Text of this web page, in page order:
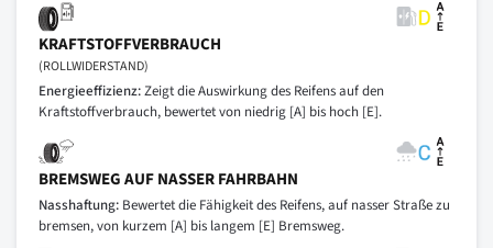
KRAFTSTOFFVERBRAUCH
(ROLLWIDERSTAND)
Energieeffizienz:Zeigt die Auswirkung des Reifens auf den
Kraftstoffverbrauch, bewertet von niedrig [A] bis hoch [E].
BREMSWEG AUF NASSER FAHRBAHN
Nasshaftung: Bewertet die Fähigkeit des Reifens, auf nasser Straße zu
bremsen, von kurzem [A] bis langem [E] Bremsweg.